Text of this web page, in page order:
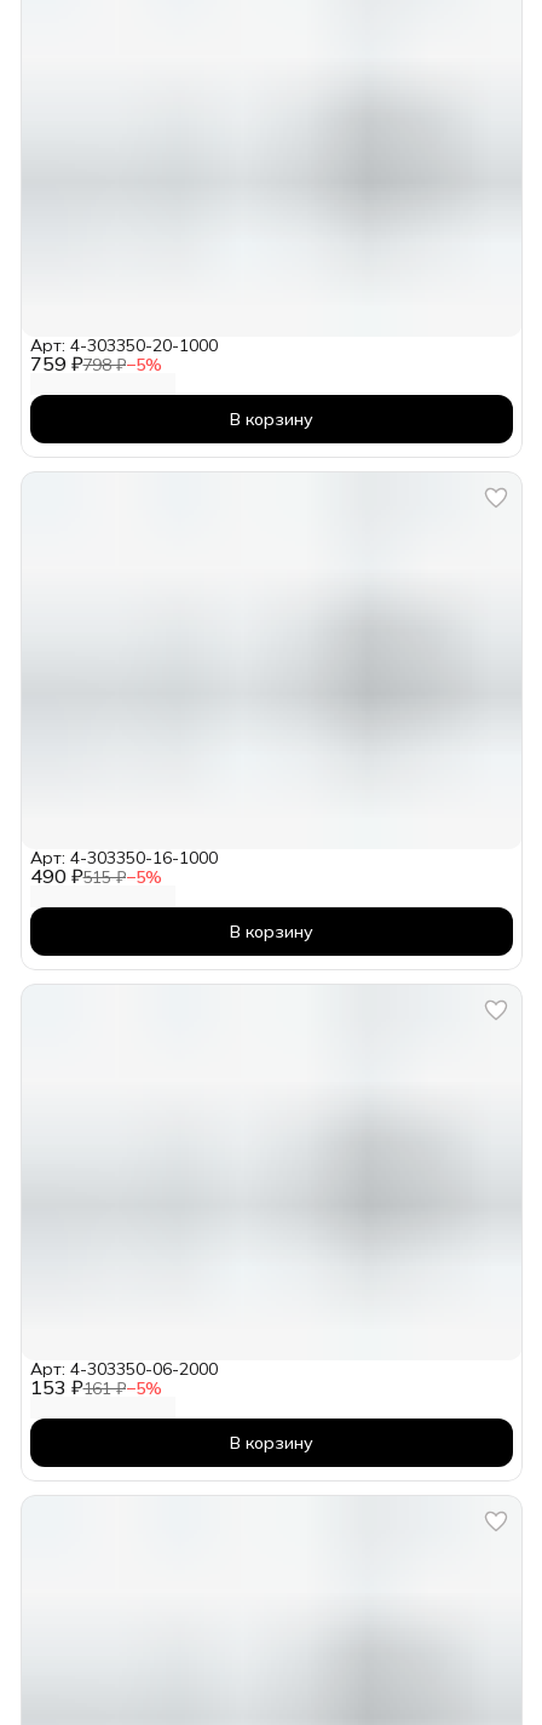
759 ₽798 ₽−5%
Арт: 4-303350-20-1000
В корзину
490 ₽515 ₽−5%
Арт: 4-303350-16-1000
В корзину
153 ₽161 ₽−5%
Арт: 4-303350-06-2000
В корзину